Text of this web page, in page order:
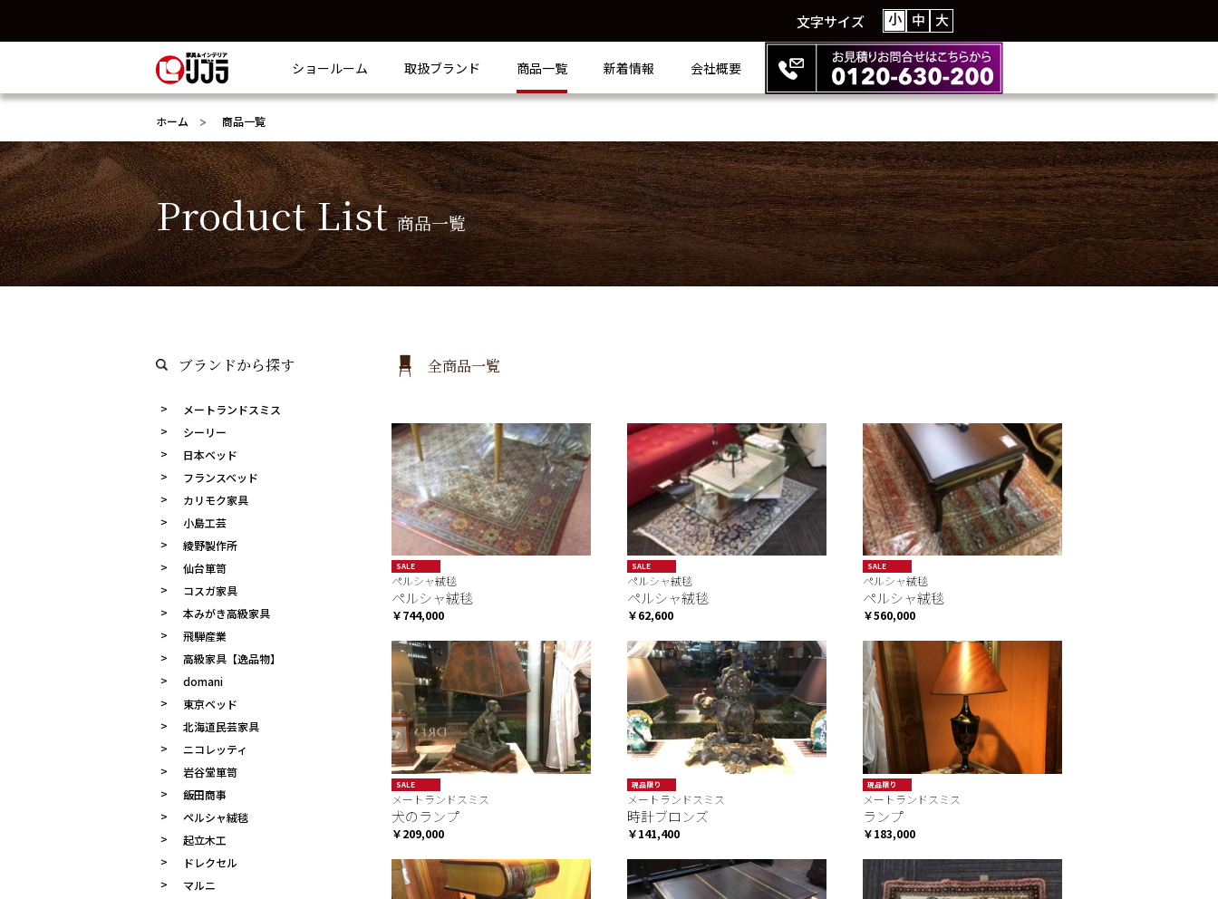
文字サイズ 小 中 大
ショールーム 取扱ブランド 商品一覧 新着情報 会社概要
ホーム 商品一覧
Product List 商品一覧
ブランドから探す
メートランドスミス
シーリー
日本ベッド
フランスベッド
カリモク家具
小島工芸
綾野製作所
仙台箪笥
コスガ家具
本みがき高級家具
飛騨産業
高級家具【逸品物】
domani
東京ベッド
北海道民芸家具
ニコレッティ
岩谷堂箪笥
飯田商事
ペルシャ絨毯
起立木工
ドレクセル
マルニ
全商品一覧
SALE
ペルシャ絨毯
ペルシャ絨毯
￥744,000
SALE
ペルシャ絨毯
ペルシャ絨毯
￥62,600
SALE
ペルシャ絨毯
ペルシャ絨毯
￥560,000
SALE
メートランドスミス
犬のランプ
￥209,000
現品限り
メートランドスミス
時計ブロンズ
￥141,400
現品限り
メートランドスミス
ランプ
￥183,000